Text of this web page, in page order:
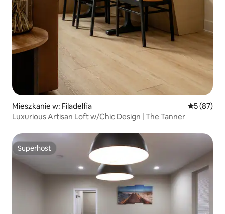
Mieszkanie w: Filadelfia Średnia
5 (87)
Luxurious Artisan Loft w/Chic Design | The Tanner
Superhost
Superhost